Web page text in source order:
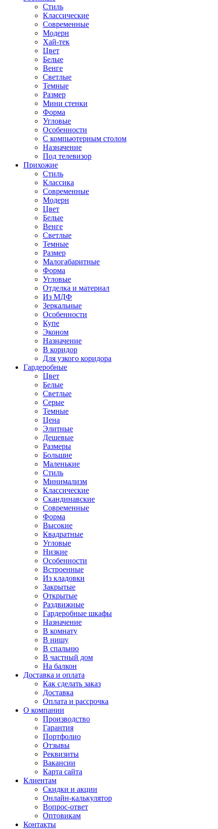
Стиль
Классические
Современные
Модерн
Хай-тек
Цвет
Белые
Венге
Светлые
Темные
Размер
Мини стенки
Форма
Угловые
Особенности
С компьютерным столом
Назначение
Под телевизор
Прихожие
Стиль
Классика
Современные
Модерн
Цвет
Белые
Венге
Светлые
Темные
Размер
Малогабаритные
Форма
Угловые
Отделка и материал
Из МДФ
Зеркальные
Особенности
Купе
Эконом
Назначение
В коридор
Для узкого коридора
Гардеробные
Цвет
Белые
Светлые
Серые
Темные
Цена
Элитные
Дешевые
Размеры
Большие
Маленькие
Стиль
Минимализм
Классические
Скандинавские
Современные
Форма
Высокие
Квадратные
Угловые
Низкие
Особенности
Встроенные
Из кладовки
Закрытые
Открытые
Раздвижные
Гардеробные шкафы
Назначение
В комнату
В нишу
В спальню
В частный дом
На балкон
Доставка и оплата
Как сделать заказ
Доставка
Оплата и рассрочка
О компании
Производство
Гарантия
Портфолио
Отзывы
Реквизиты
Вакансии
Карта сайта
Клиентам
Скидки и акции
Онлайн-калькулятор
Вопрос-ответ
Оптовикам
Контакты